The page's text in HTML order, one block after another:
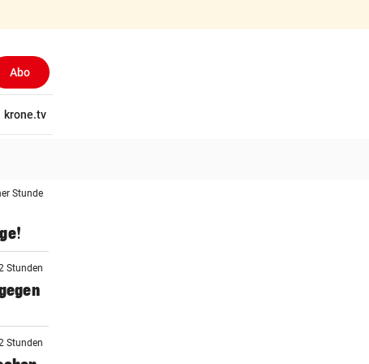
Abo
krone.tv
Stunde
Stunden
Stunden